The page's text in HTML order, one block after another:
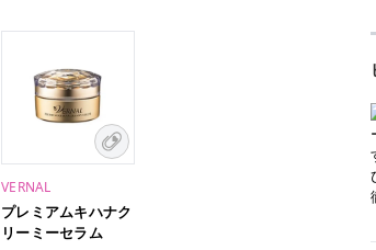
VERNAL
プレミアムキハナク
リーミーセラム